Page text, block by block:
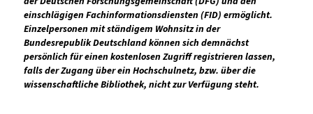
einschlägigen Fachinformationsdiensten (FID) ermöglicht.
Einzelpersonen mit ständigem Wohnsitz in der
Bundesrepublik Deutschland können sich demnächst
persönlich für einen kostenlosen Zugriff registrieren lassen,
falls der Zugang über ein Hochschulnetz, bzw. über die
wissenschaftliche Bibliothek, nicht zur Verfügung steht.